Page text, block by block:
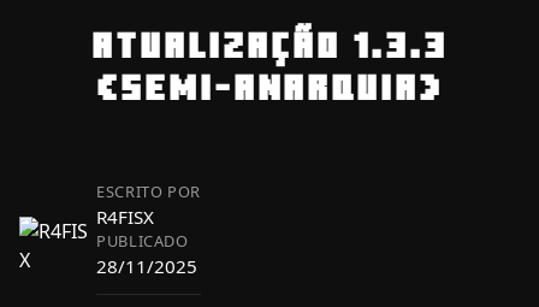
ATUALIZAÇÃO 1.3.3
(SEMI-ANARQUIA)
ESCRITO POR
R4FISX
PUBLICADO
28/11/2025